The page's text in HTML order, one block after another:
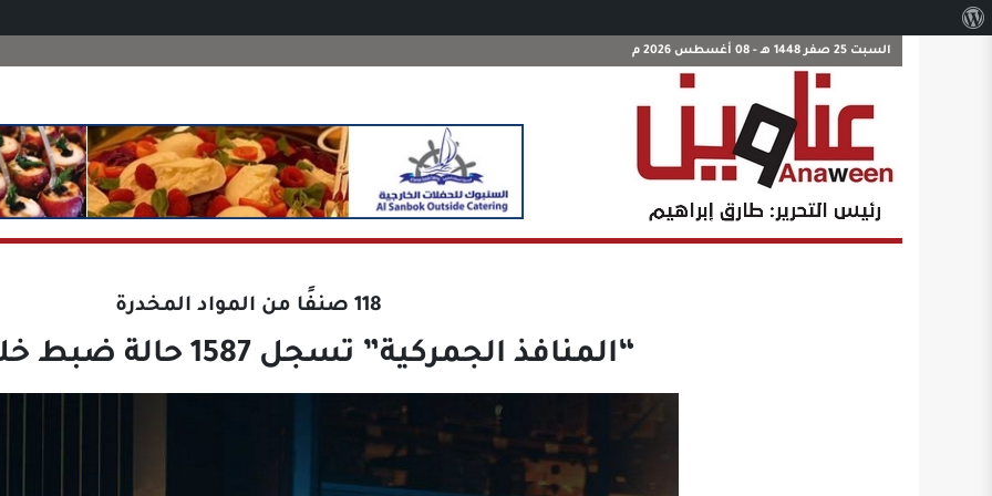
السبت 25 صفر 1448 هـ - 08 أغسطس 2026 م
118 صنفًا من المواد المخدرة
“المنافذ الجمركية” تسجل 1587 حالة ضبط خلال أسبوع